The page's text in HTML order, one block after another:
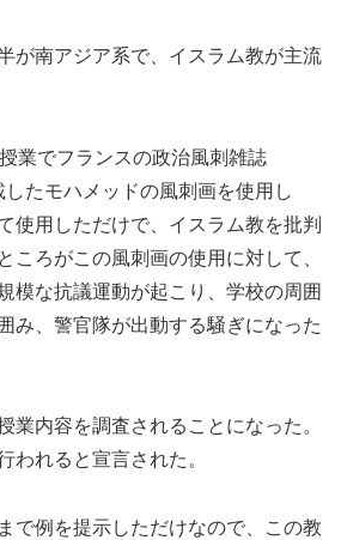
が南アジア系で、イスラム教が主流
業でフランスの政治風刺雑誌
たモハメッドの風刺画を使用し
使用しただけで、イスラム教を批判
ころがこの風刺画の使用に対して、
模な抗議運動が起こり、学校の周囲
み、警官隊が出動する騒ぎになった
業内容を調査されることになった。
われると宣言された。
で例を提示しただけなので、この教